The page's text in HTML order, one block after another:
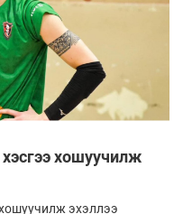
хэсгээ хошуучилж
эхэллээ